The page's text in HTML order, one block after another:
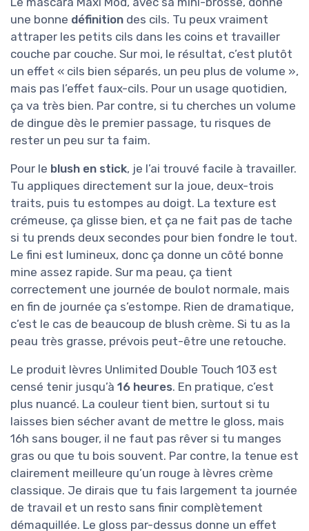
une bonne définition des cils. Tu peux vraiment
attraper les petits cils dans les coins et travailler
couche par couche. Sur moi, le résultat, c’est plutôt
un effet « cils bien séparés, un peu plus de volume »,
mais pas l’effet faux-cils. Pour un usage quotidien,
ça va très bien. Par contre, si tu cherches un volume
de dingue dès le premier passage, tu risques de
rester un peu sur ta faim.
Pour le blush en stick, je l’ai trouvé facile à travailler.
Tu appliques directement sur la joue, deux-trois
traits, puis tu estompes au doigt. La texture est
crémeuse, ça glisse bien, et ça ne fait pas de tache
si tu prends deux secondes pour bien fondre le tout.
Le fini est lumineux, donc ça donne un côté bonne
mine assez rapide. Sur ma peau, ça tient
correctement une journée de boulot normale, mais
en fin de journée ça s’estompe. Rien de dramatique,
c’est le cas de beaucoup de blush crème. Si tu as la
peau très grasse, prévois peut-être une retouche.
Le produit lèvres Unlimited Double Touch 103 est
censé tenir jusqu’à 16 heures. En pratique, c’est
plus nuancé. La couleur tient bien, surtout si tu
laisses bien sécher avant de mettre le gloss, mais
16h sans bouger, il ne faut pas rêver si tu manges
gras ou que tu bois souvent. Par contre, la tenue est
clairement meilleure qu’un rouge à lèvres crème
classique. Je dirais que tu fais largement ta journée
de travail et un resto sans finir complètement
démaquillée. Le gloss par-dessus donne un effet